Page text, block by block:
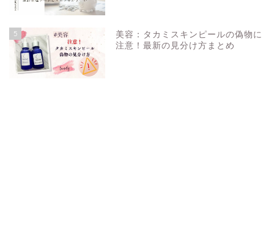
5
美容：タカミスキンピールの偽物に
注意！最新の見分け方まとめ